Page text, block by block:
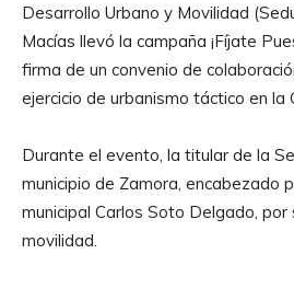
Desarrollo Urbano y Movilidad
Macías llevó la campaña ¡Fíjate
firma de un convenio de
ejercicio de urbanismo táctico en la
Durante el evento, la titular de la
municipio de Zamora, encabezado
municipal Carlos Soto Delgado, por
movilidad.